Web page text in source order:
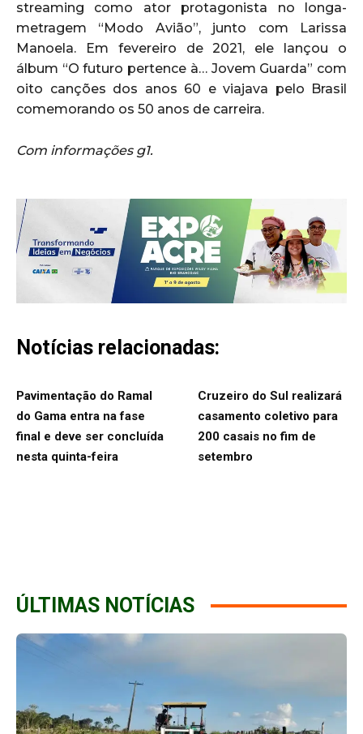
streaming como ator protagonista no longa-
metragem “Modo Avião”, junto com Larissa
Manoela. Em fevereiro de 2021, ele lançou o
álbum “O futuro pertence à… Jovem Guarda” com
oito canções dos anos 60 e viajava pelo Brasil
comemorando os 50 anos de carreira.
Com informações g1.
Notícias relacionadas:
Pavimentação do Ramal
do Gama entra na fase
final e deve ser concluída
nesta quinta-feira
Cruzeiro do Sul realizará
casamento coletivo para
200 casais no fim de
setembro
ÚLTIMAS NOTÍCIAS